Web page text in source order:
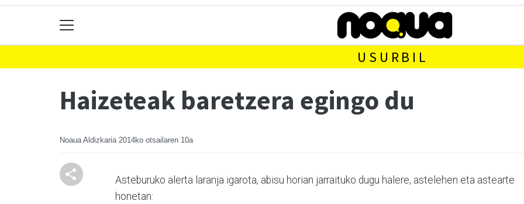
USURBIL
Haizeteak baretzera egingo du
Noaua Aldizkaria 2014ko otsailaren 10a
Asteburuko alerta laranja igarota, abisu horian jarraituko dugu halere, astelehen eta astearte
honetan: